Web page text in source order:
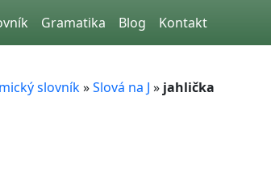
Gramatika Blog Kontakt
slovník»Slová na J » jahlička